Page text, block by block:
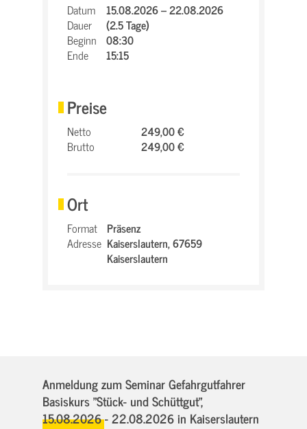
Datum
15.08.2026 – 22.08.2026
Dauer
(2.5 Tage)
Beginn 08:30
Ende
15:15
Preise
Netto
249,00 €
Brutto
249,00 €
Ort
Format Präsenz
Adresse Kaiserslautern,67659
Kaiserslautern
Anmeldung zum Seminar Gefahrgutfahrer
Basiskurs "Stück- und Schüttgut",
15.08.2026 - 22.08.2026in Kaiserslautern